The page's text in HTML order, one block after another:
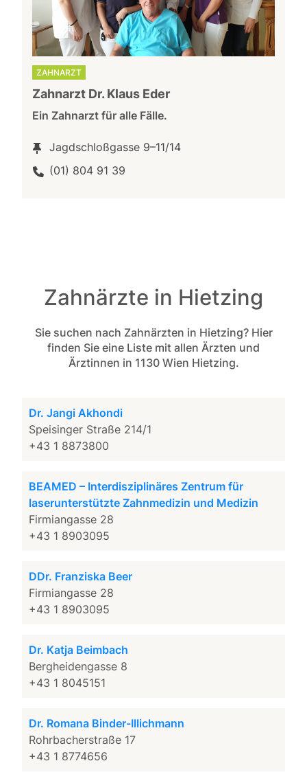
ZAHNARZT
Zahnarzt Dr. Klaus Eder
Ein Zahnarzt für alle Fälle.
Jagdschloßgasse 9–11/14
(01) 804 91 39
Zahnärzte in Hietzing
Sie suchen nach Zahnärzten in Hietzing? Hier
finden Sie eine Liste mit allen Ärzten und
Ärztinnen in 1130 Wien Hietzing.
Dr. Jangi Akhondi
Speisinger Straße 214/1
+43 1 8873800
BEAMED – Interdisziplinäres Zentrum für
laserunterstützte Zahnmedizin und Medizin
Firmiangasse 28
+43 1 8903095
DDr. Franziska Beer
Firmiangasse 28
+43 1 8903095
Dr. Katja Beimbach
Bergheidengasse 8
+43 1 8045151
Dr. Romana Binder-Illichmann
Rohrbacherstraße 17
+43 1 8774656